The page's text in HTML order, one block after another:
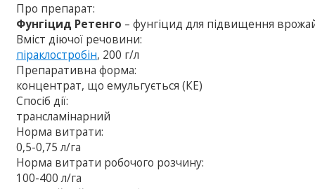
Про препарат:
Фунгіцид Ретенго – фунгіцид для підвищення
Вміст діючої речовини:
піраклостробін, 200 г/л
Препаративна форма:
концентрат, що емульгується (КЕ)
Спосіб дії:
трансламінарний
Норма витрати:
0,5-0,75 л/га
Норма витрати робочого розчину:
100-400 л/га